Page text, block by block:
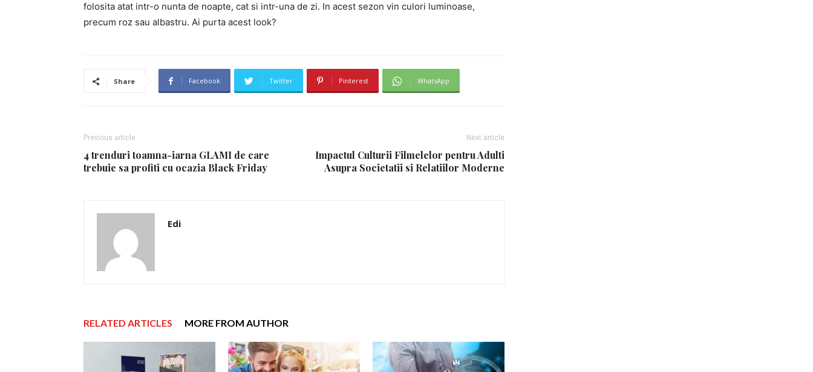
folosita atat intr-o nunta de noapte, cat si intr-una de zi. In acest sezon vin culori luminoase,
precum roz sau albastru. Ai purta acest look?
Share Facebook Twitter Pinterest WhatsApp
Previous article
4 trenduri toamna-iarna GLAMI de care
trebuie sa profiti cu ocazia Black Friday
Next article
Impactul Culturii Filmelelor pentru Adulti
Asupra Societatii si Relatiilor Moderne
Edi
RELATED ARTICLES MORE FROM AUTHOR